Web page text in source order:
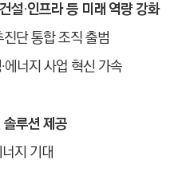
·인프라 등 미래 역량 강화
단 통합 조직 출범
·에너지 사업 혁신 가속
루션 제공
지 기대